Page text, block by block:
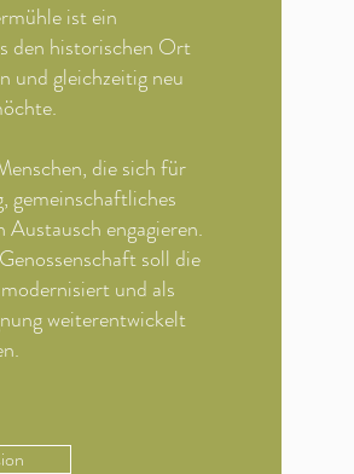
ist ein
den historischen Ort
und gleichzeitig neu
die sich für
gemeinschaftliches
engagieren.
soll die
und als
weiterentwickelt